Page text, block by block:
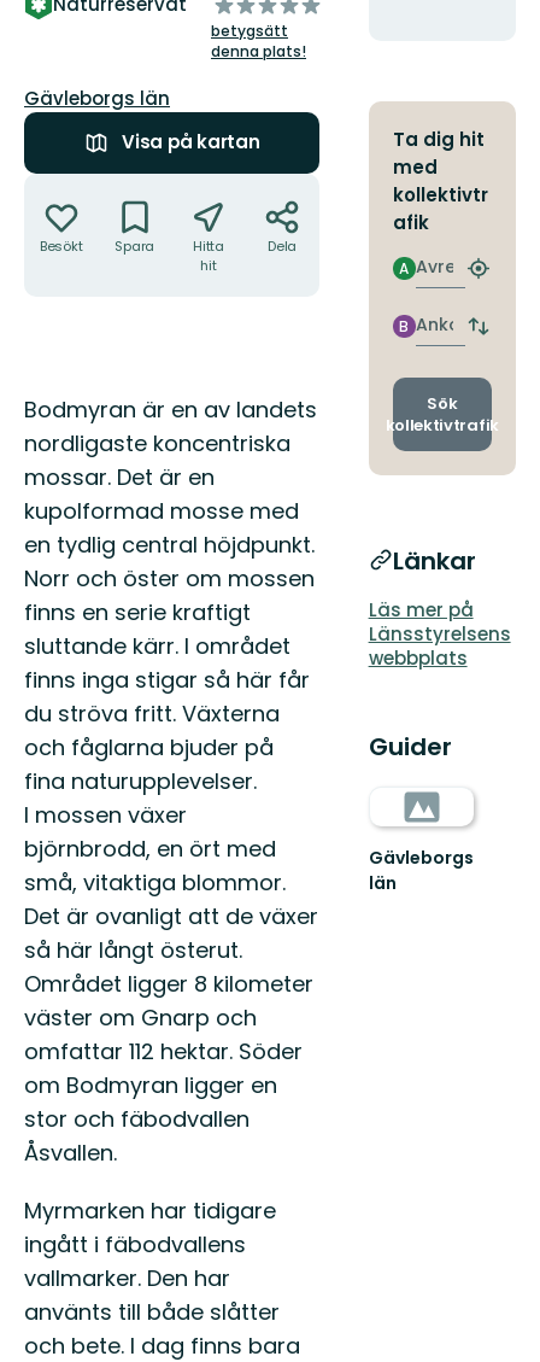
5
stjärnor
betygsätt
denna plats!
Län:
Gävleborgs län
Visa på kartan
Besökt Spara
Hitta
hit
Dela
Beskrivning
Bodmyran är en av landets
nordligaste koncentriska
mossar. Det är en
kupolformad mosse med
en tydlig central höjdpunkt.
Norr och öster om mossen
finns en serie kraftigt
sluttande kärr. I området
finns inga stigar så här får
du ströva fritt. Växterna
och fåglarna bjuder på
fina naturupplevelser.
I mossen växer
björnbrodd, en ört med
små, vitaktiga blommor.
Det är ovanligt att de växer
så här långt österut.
Området ligger 8 kilometer
väster om Gnarp och
omfattar 112 hektar. Söder
om Bodmyran ligger en
stor och fäbodvallen
Åsvallen.
Myrmarken har tidigare
ingått i fäbodvallens
vallmarker. Den har
använts till både slåtter
och bete. I dag finns bara
Ta dig hit
med
kollektivtr
afik
Avresa
A
Hitta
Ankomst
B
Byt
och
Sök
kollektivtrafik
Länkar
Läs mer på
Länsstyrelsens
webbplats
Guider
Gävleborgs
län